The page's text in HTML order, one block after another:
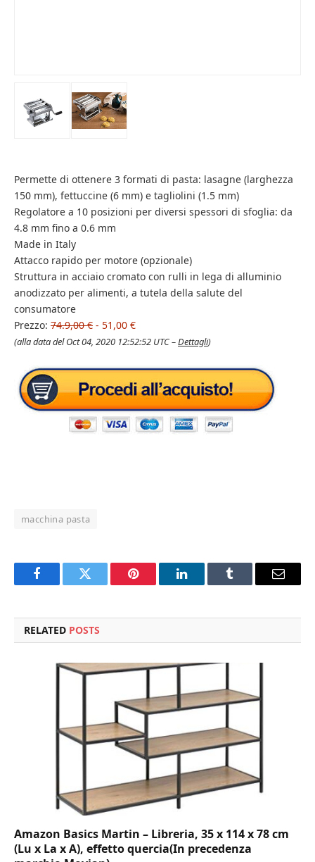
Permette di ottenere 3 formati di pasta: lasagne (larghezza
150 mm), fettuccine (6 mm) e tagliolini (1.5 mm)
Regolatore a 10 posizioni per diversi spessori di sfoglia: da
4.8 mm fino a 0.6 mm
Made in Italy
Attacco rapido per motore (opzionale)
Struttura in acciaio cromato con rulli in lega di alluminio
anodizzato per alimenti, a tutela della salute del
consumatore
Prezzo: 74.9,00 € - 51,00 €
(alla data del Oct 04, 2020 12:52:52 UTC –Dettagli)
macchina pasta
FacebookTwitter Pinterest LinkedInTumblr Email
RELATED POSTS
Amazon Basics Martin – Libreria, 35 x 114 x 78 cm
(Lu x La x A), effetto quercia(In precedenza